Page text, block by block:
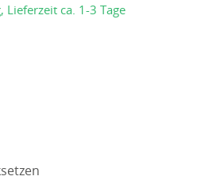
ca. 1-3 Tage